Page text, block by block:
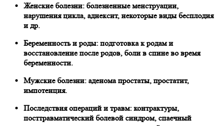
Женские болезни: болезненные менструации,
нарушения цикла, аднексит, некоторые виды бесплодия
и др.
Беременность и роды: подготовка к родам и
восстановление после родов, боли в спине во время
беременности.
Мужские болезни: аденома простаты, простатит,
импотенция.
Последствия операций и травм: контрактуры,
посттравматический болевой синдром, спаечный